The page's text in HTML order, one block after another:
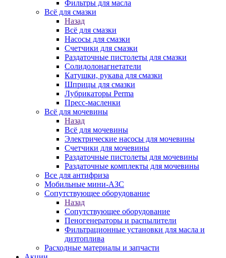
Фильтры для масла
Всё для смазки
Назад
Всё для смазки
Насосы для смазки
Счетчики для смазки
Раздаточные пистолеты для смазки
Солидолонагнетатели
Катушки, рукава для смазки
Шприцы для смазки
Лубрикаторы Perma
Пресс-масленки
Всё для мочевины
Назад
Всё для мочевины
Электрические насосы для мочевины
Счетчики для мочевины
Раздаточные пистолеты для мочевины
Раздаточные комплекты для мочевины
Все для антифриза
Мобильные мини-АЗС
Сопутствующее оборудование
Назад
Сопутствующее оборудование
Пеногенераторы и распылители
Фильтрационные установки для масла и
дизтоплива
Расходные материалы и запчасти